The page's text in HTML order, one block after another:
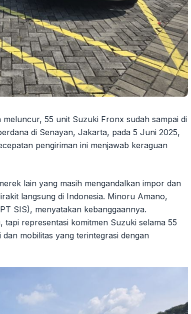
55 unit Suzuki Fronx sudah sampai di
di Senayan, Jakarta, pada 5 Juni 2025,
pengiriman ini menjawab keraguan
lain yang masih mengandalkan impor dan
langsung di Indonesia. Minoru Amano,
SIS), menyatakan kebanggaannya.
representasi komitmen Suzuki selama 55
mobilitas yang terintegrasi dengan